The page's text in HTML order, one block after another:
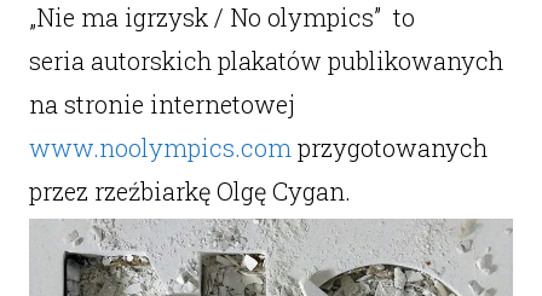
„Nie ma igrzysk / No olympics” to
seria autorskich plakatów publikowanych
na stronie internetowej
www.noolympics.com przygotowanych
przez rzeźbiarkę Olgę Cygan.